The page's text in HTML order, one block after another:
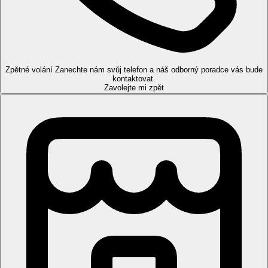
Dvoulůžkový pokoj, Deluxe:
koupelna/WC (vysoušeč vlasů),
klimatizace, TV/sat., minilednička, trezor, set pro přípravu kávy
Ostatní typy pokojů (pokud není uvedeno jinak, mají pokoje
výše uvedené vybavení)
(CEPU Orient).
Dvoulůžkový pokoj, Superior, Sdílený bazén, Nová
budova:
vstup do sdíleného bazénu, moderní pokoje
umístěné v nově postavené budově naproti hotelu (CEPU
Dvoulůžkový pokoj, Superior, Sdílený bazén:
sdíleného bazénu.
Junior Suita, Výhled moře, Výhled bazén:
výhled moře/ bazén, 34 m².
Suita, Luxury, Výhled moře:prostornější, v hlavní
budově, výhled na moře, 40 m².
Zpětné volání Zanechte nám svůj telefon a náš odborný poradce vás bude
kontaktovat.
Zavolejte mi zpět